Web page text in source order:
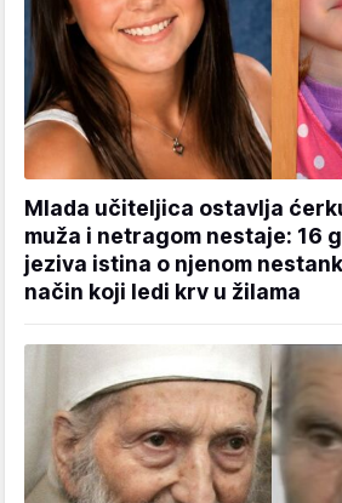
Mlada učiteljica ostavlja
muža i netragom nestaje: 16
jeziva istina o njenom
način koji ledi krv u žilama